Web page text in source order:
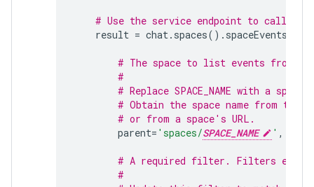
# Use the service endpoint to call
result = chat. spaces() . spaceEvents
# The space to list events from.
#
# Replace SPACE_NAME with a space
# Obtain the space name from the
# or from a space's URL.
parent= 'spaces/SPACE_NAME ' ,
# A required filter. Filters
#